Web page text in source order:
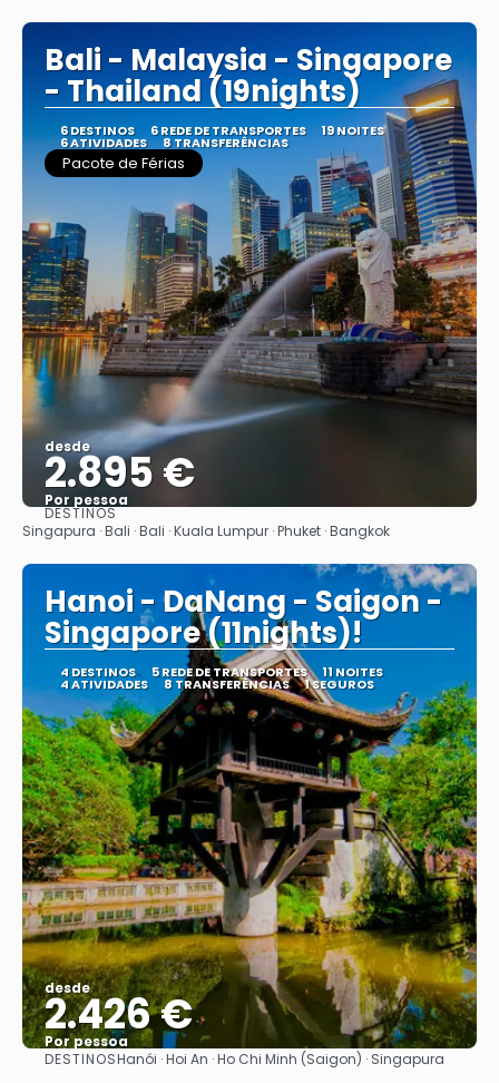
Bali - Malaysia - Singapore
- Thailand (19nights)
6 DESTINOS 6 REDE DE TRANSPORTES 19 NOITES
6 ATIVIDADES 8 TRANSFERÊNCIAS
Pacote de Férias
desde
2.895 €
Por pessoa
Vejo
DESTINOS
Singapura · Bali · Bali · Kuala Lumpur · Phuket · Bangkok
Hanoi - DaNang - Saigon -
Singapore (11nights)!
4 DESTINOS 5 REDE DE TRANSPORTES 11 NOITES
4 ATIVIDADES 8 TRANSFERÊNCIAS 1 SEGUROS
desde
2.426 €
Por pessoa
Vejo
DESTINOSHanói · Hoi An · Ho Chi Minh (Saigon) · Singapura